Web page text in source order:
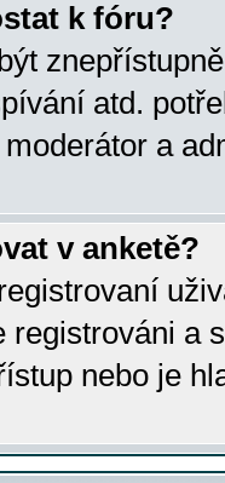
k fóru?
atd.
a
v anketě?
registrováni a
nebo je